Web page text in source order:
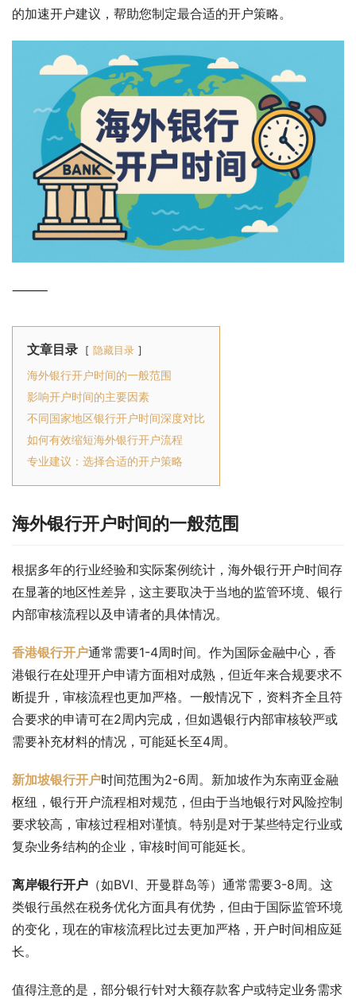
的加速开户建议，帮助您制定最合适的开户策略。
⸻
文章目录 隐藏目录
海外银行开户时间的一般范围
影响开户时间的主要因素
不同国家地区银行开户时间深度对比
如何有效缩短海外银行开户流程
专业建议：选择合适的开户策略
海外银行开户时间的一般范围
根据多年的行业经验和实际案例统计，海外银行开户时间存
在显著的地区性差异，这主要取决于当地的监管环境、银行
内部审核流程以及申请者的具体情况。
香港银行开户通常需要1-4周时间。作为国际金融中心，香
港银行在处理开户申请方面相对成熟，但近年来合规要求不
断提升，审核流程也更加严格。一般情况下，资料齐全且符
合要求的申请可在2周内完成，但如遇银行内部审核较严或
需要补充材料的情况，可能延长至4周。
新加坡银行开户时间范围为2-6周。新加坡作为东南亚金融
枢纽，银行开户流程相对规范，但由于当地银行对风险控制
要求较高，审核过程相对谨慎。特别是对于某些特定行业或
复杂业务结构的企业，审核时间可能延长。
离岸银行开户 （如BVI、开曼群岛等）通常需要3-8周。这
类银行虽然在税务优化方面具有优势，但由于国际监管环境
的变化，现在的审核流程比过去更加严格，开户时间相应延
长。
值得注意的是，部分银行针对大额存款客户或特定业务需求